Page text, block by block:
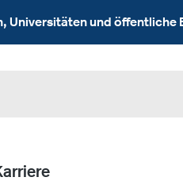
Universitäten und öffentliche